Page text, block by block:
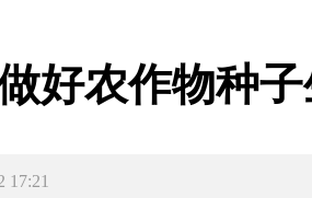
好农作物种
02 17:21